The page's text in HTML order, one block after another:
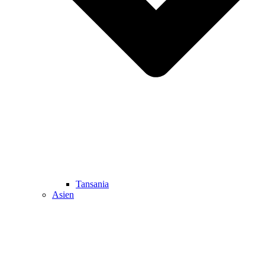
Tansania
Asien